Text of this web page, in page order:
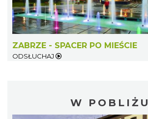
ZABRZE - SPACER PO MIEŚCIE
ODSŁUCHAJ
W POBLIŻU